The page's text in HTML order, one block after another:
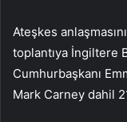
Ateşkes
toplantıya İngiltere
Cumhurbaşkanı
Mark Carney dahil